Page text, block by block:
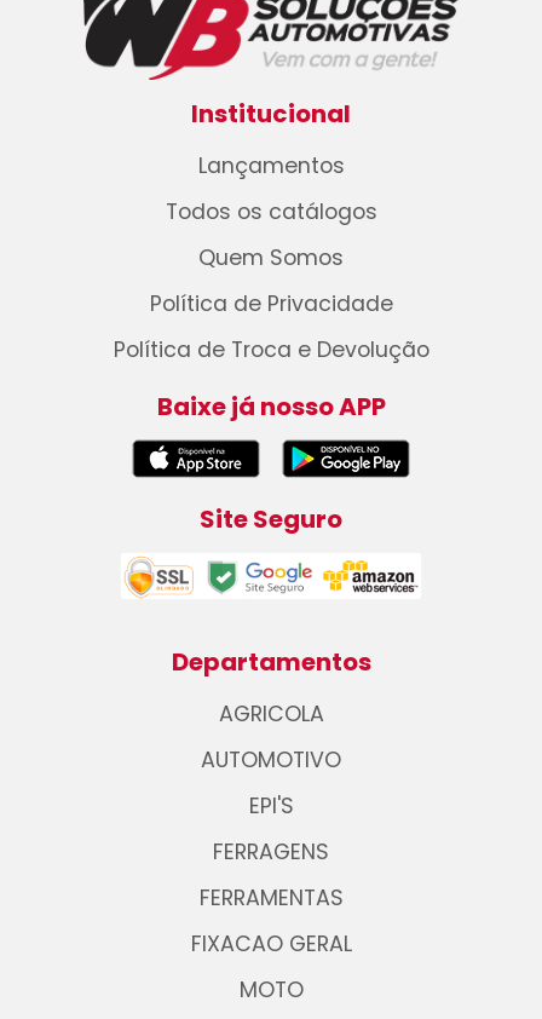
Institucional
Lançamentos
Todos os catálogos
Quem Somos
Política de Privacidade
Política de Troca e Devolução
Baixe já nosso APP
Site Seguro
Departamentos
AGRICOLA
AUTOMOTIVO
EPI'S
FERRAGENS
FERRAMENTAS
FIXACAO GERAL
MOTO